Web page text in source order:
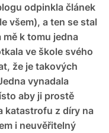
odpinkla článek
všem), a ten se stal
k tomu jedna
ve škole svého
že je takových
vynadala
aby ji prostě
katastrofu z díry na
i neuvěřitelný